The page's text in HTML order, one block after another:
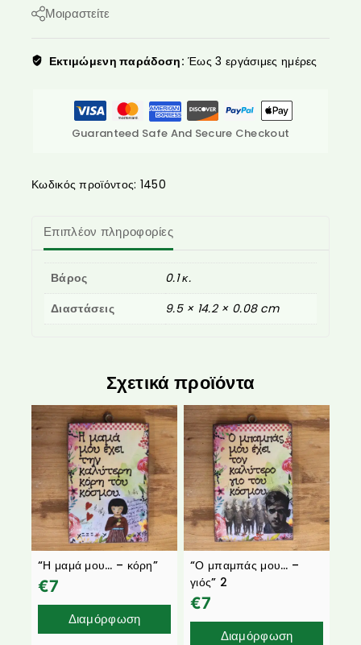
Μοιραστείτε
Εκτιμώμενη παράδοση: Έως 3 εργάσιμες ημέρες
Guaranteed Safe And Secure Checkout
Κωδικός προϊόντος: 1450
Επιπλέον πληροφορίες
Βάρος
0.1 κ.
Διαστάσεις
9.5 × 14.2 × 0.08 cm
Σχετικά προϊόντα
“Η μαμά μου… – κόρη”
€7
Διαμόρφωση
“Ο μπαμπάς μου… –
γιός” 2
€7
Διαμόρφωση